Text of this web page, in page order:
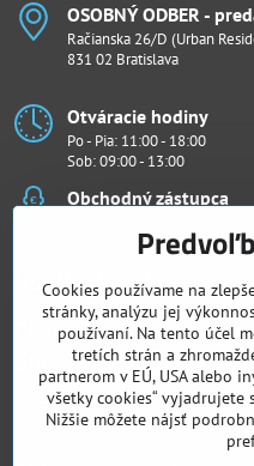
OSOBNÝ ODBER -
Račianska 26/D (Urban
831 02 Bratislava
Otváracie hodiny
Po - Pia: 11:00 - 18:00
Sob: 09:00 - 13:00
Obchodný zástupca
Všetko k nákupu
Chcete vidieť naše
Sledujte nás
Facebook Instagram
Cookies používame na
stránky, analýzu jej
používaní. Na tento účel
tretích strán a
partnerom v EÚ, USA alebo
všetky cookies“
Nižšie môžete nájsť